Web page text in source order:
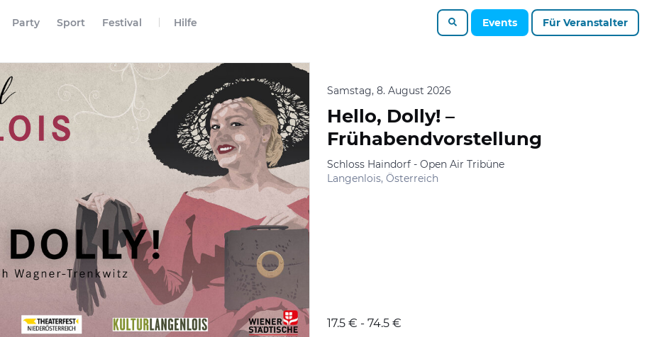
Party Sport Festival Hilfe Events Für Veranstalter
Samstag, 8. August 2026
Hello, Dolly! –
Frühabendvorstellung
Schloss Haindorf - Open Air Tribüne
Langenlois, Österreich
17.5 € - 74.5 €